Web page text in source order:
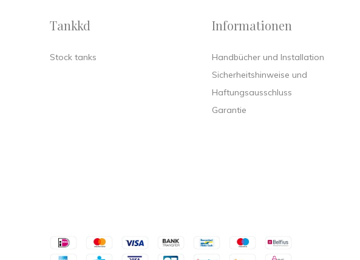
Tankkd
Stock tanks
Informationen
Handbücher und Installation
Sicherheitshinweise und
Haftungsausschluss
Garantie